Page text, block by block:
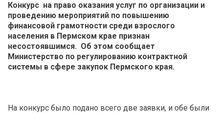
Конкурс на право оказания услуг по организации и
проведению мероприятий по повышению
финансовой грамотности среди взрослого
населения в Пермском крае признан
несостоявшимся. Об этом сообщает
Министерство по регулированию контрактной
системы в сфере закупок Пермского края.
На конкурс было подано всего две заявки, и обе были